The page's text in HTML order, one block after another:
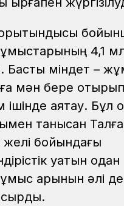
4,1
Басты міндет –
мән бере
аяқтау. Бұл
танысқан
бойындағы
қуатын одан
қарқынын әлі де